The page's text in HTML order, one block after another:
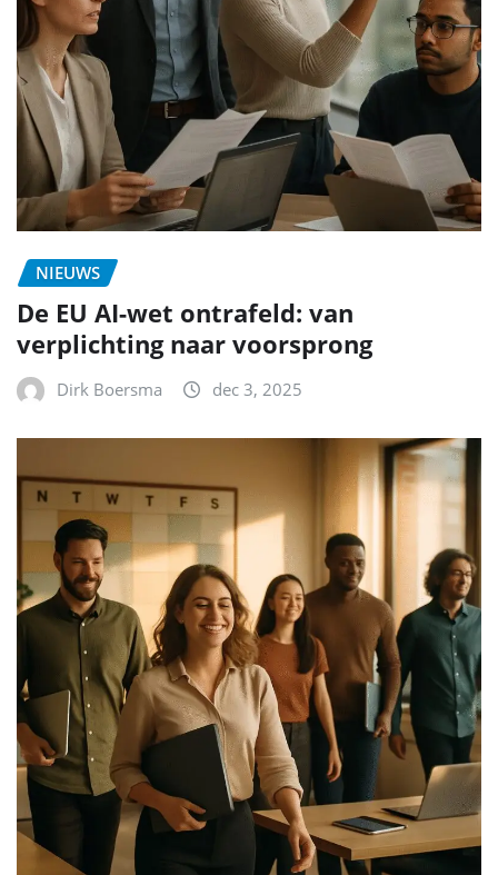
NIEUWS
De EU AI-wet ontrafeld: van
verplichting naar voorsprong
Dirk Boersma dec 3, 2025